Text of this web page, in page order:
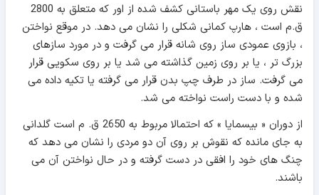
نقش روی یک مهر باستانی کشف شده از اور که متعلق به 2800
ق.م است ، هارپ کمانی شکلی را نشان می دهد. در موقع نواختن
، بازوی عمودی ساز روی شانه قرار می گرفت و در مورد سازهای
بزرگ تر ، یا بر روی زمین گذاشته می شد یا بر روی سکویی قرار
می گرفت. ساز در طرف چپ بدن قرار می گرفته یا تکیه داده می
شده و با دست راست نواخته می شد.
از دوران « بیسمایا » که احتمالا مربوط به 2650 ق. م است گلدانی
به جای مانده که نقوش بر روی آن دو مردی را نشان می دهد که
چنگ های خود را افقی در دست گرفته و در حال نواختن آن می
باشند.